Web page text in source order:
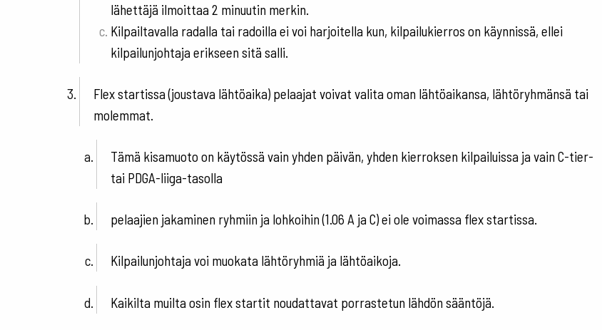
lähettäjä ilmoittaa 2 minuutin merkin.
Kilpailtavalla radalla tai radoilla ei voi harjoitella kun, kilpailukierros on käynnissä, ellei
kilpailunjohtaja erikseen sitä salli.
Flex startissa (joustava lähtöaika) pelaajat voivat valita oman lähtöaikansa, lähtöryhmänsä tai
molemmat.
Tämä kisamuoto on käytössä vain yhden päivän, yhden kierroksen kilpailuissa ja vain C-tier-
tai PDGA-liiga-tasolla
pelaajien jakaminen ryhmiin ja lohkoihin (1.06 A ja C) ei ole voimassa flex startissa.
Kilpailunjohtaja voi muokata lähtöryhmiä ja lähtöaikoja.
Kaikilta muilta osin flex startit noudattavat porrastetun lähdön sääntöjä.